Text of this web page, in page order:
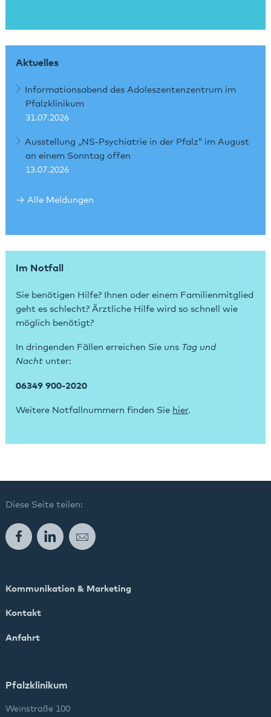
Aktuelles
Informationsabend des Adoleszentenzentrum im
Pfalzklinikum
31.07.2026
Ausstellung „NS-Psychiatrie in der Pfalz“ im August
an einem Sonntag offen
13.07.2026
Alle Meldungen
Im Notfall
Sie benötigen Hilfe? Ihnen oder einem Familienmitglied
geht es schlecht? Ärztliche Hilfe wird so schnell wie
möglich benötigt?
In dringenden Fällen erreichen Sie uns Tag und
Nacht unter:
06349 900-2020
Weitere Notfallnummern finden Sie hier.
Diese Seite teilen:
FacebookLinkedInE-Mail
Kommunikation & Marketing
Kontakt
Anfahrt
Pfalzklinikum
Weinstraße 100